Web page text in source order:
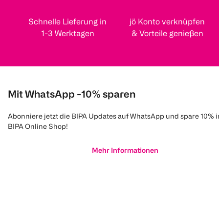
Schnelle Lieferung in
1-3 Werktagen
jö Konto verknüpfen
& Vorteile genießen
Mit WhatsApp -10% sparen
Abonniere jetzt die BIPA Updates auf WhatsApp und spare 10%
BIPA Online Shop!
Mehr Informationen